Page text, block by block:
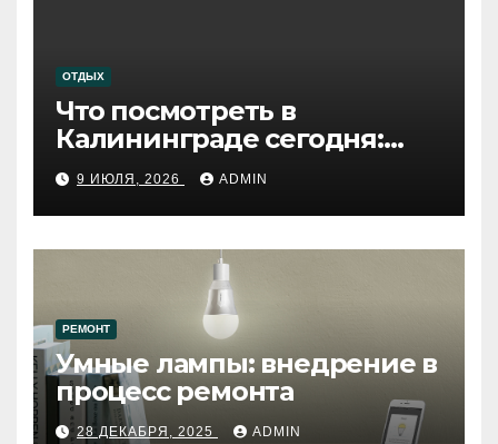
ОТДЫХ
Что посмотреть в
Калининграде сегодня:
путеводитель по самому
западному городу России
9 ИЮЛЯ, 2026 ADMIN
РЕМОНТ
Умные лампы: внедрение в
процесс ремонта
28 ДЕКАБРЯ, 2025 ADMIN